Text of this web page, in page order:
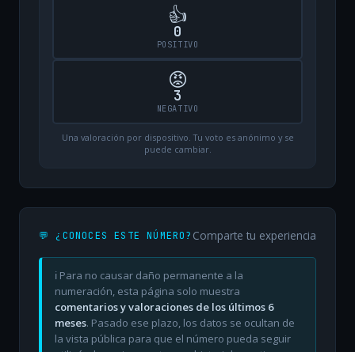
👍
0
POSITIVO
😡
3
NEGATIVO
Una valoración por dispositivo. Tu voto es anónimo y se
puede cambiar.
💬 ¿CONOCES ESTE NÚMERO? Comparte tu experiencia
ℹ️ Para no causar daño permanente a la
numeración, esta página solo muestra
comentarios y valoraciones de los últimos 6
meses. Pasado ese plazo, los datos se ocultan de
la vista pública para que el número pueda seguir